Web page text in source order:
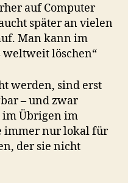
auf Computer
später an vielen
Man kann im
löschen“
werden, sind erst
– und zwar
Übrigen im
immer nur lokal für
der sie nicht